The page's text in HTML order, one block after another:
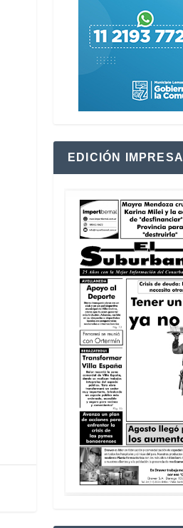
EDICIÓN IMPRESA